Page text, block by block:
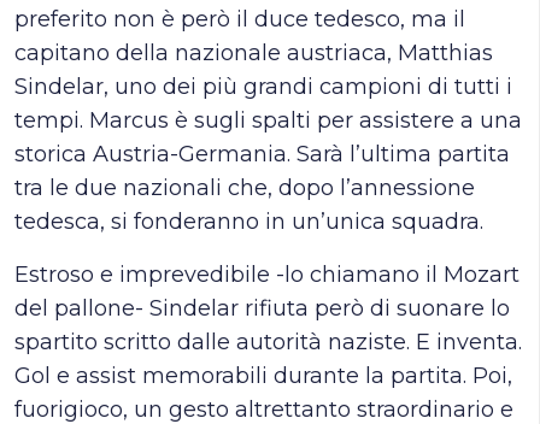
preferito non è però il duce tedesco, ma il
capitano della nazionale austriaca, Matthias
Sindelar, uno dei più grandi campioni di tutti i
tempi. Marcus è sugli spalti per assistere a una
storica Austria-Germania. Sarà l’ultima partita
tra le due nazionali che, dopo l’annessione
tedesca, si fonderanno in un’unica squadra.
Estroso e imprevedibile -lo chiamano il Mozart
del pallone- Sindelar rifiuta però di suonare lo
spartito scritto dalle autorità naziste. E inventa.
Gol e assist memorabili durante la partita. Poi,
fuorigioco, un gesto altrettanto straordinario e